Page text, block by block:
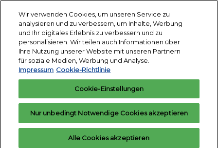
zum
Inhalt
18. - 24. März 2027
Messegelände
Essen
Interesse
anmelden
anfragen
EQUITANA
Wir verwenden Cookies, um unseren Service zu
analysieren und zu verbessern, um Inhalte, Werbung
und Ihr digitales Erlebnis zu verbessern und zu
personalisieren. Wir teilen auch Informationen über
Ihre Nutzung unserer Website mit unseren Partnern
für soziale Medien, Werbung und Analyse.
Impressum Cookie-Richtlinie
Cookie-Einstellungen
Nur unbedingt Notwendige Cookies akzeptieren
Alle Cookies akzeptieren